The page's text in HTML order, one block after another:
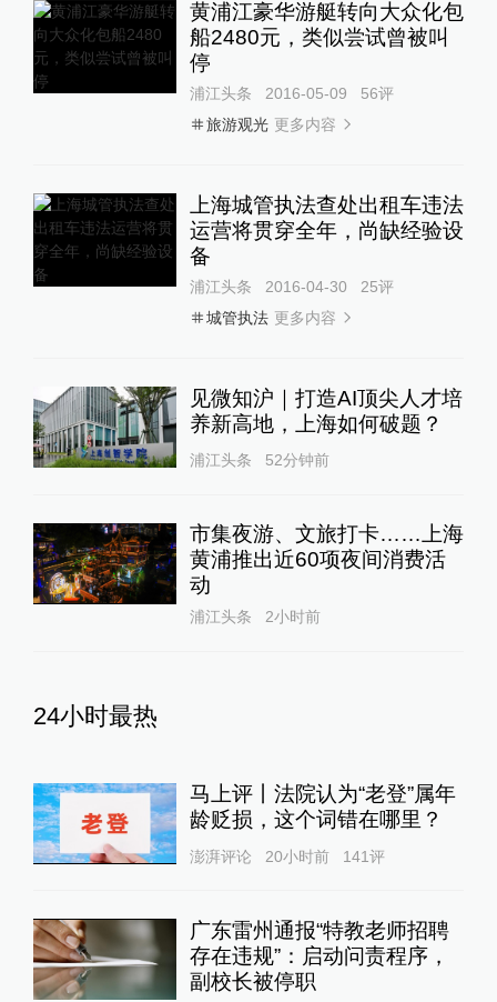
黄浦江豪华游艇转向大众化包
船2480元，类似尝试曾被叫
停
浦江头条 2016-05-09 56评
旅游观光 更多内容
上海城管执法查处出租车违法
运营将贯穿全年，尚缺经验设
备
浦江头条 2016-04-30 25评
城管执法 更多内容
见微知沪｜打造AI顶尖人才培
养新高地，上海如何破题？
浦江头条 52分钟前
市集夜游、文旅打卡……上海
黄浦推出近60项夜间消费活
动
浦江头条 2小时前
24小时最热
马上评丨法院认为“老登”属年
龄贬损，这个词错在哪里？
澎湃评论 20小时前 141评
广东雷州通报“特教老师招聘
存在违规”：启动问责程序，
副校长被停职